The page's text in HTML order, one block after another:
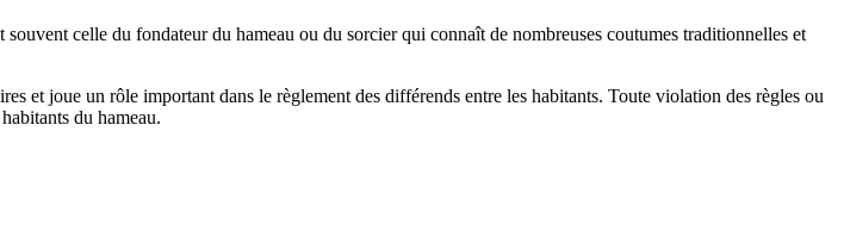
celle du fondateur du hameau ou du sorcier qui connaît de nombreuses coutumes traditionnelles et
et joue un rôle important dans le règlement des différends entre les habitants. Toute violation des règles ou
du hameau.